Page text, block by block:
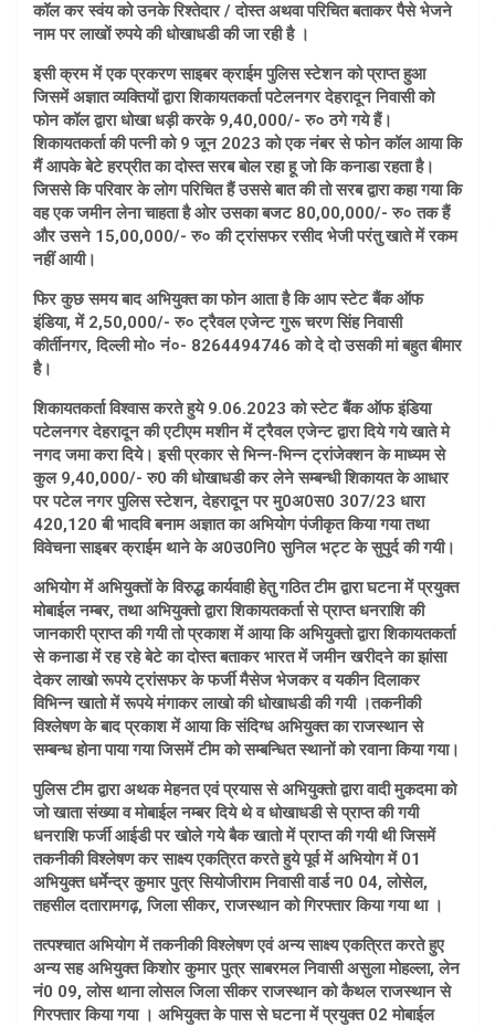
कॉल कर स्वंय को उनके रिश्तेदार / दोस्त अथवा परिचित बताकर पैसे भेजने
नाम पर लाखों रुपये की धोखाधडी की जा रही है ।
इसी क्रम में एक प्रकरण साइबर क्राईम पुलिस स्टेशन को प्राप्त हुआ
जिसमें अज्ञात व्यक्तियों द्वारा शिकायतकर्ता पटेलनगर देहरादून निवासी को
फोन कॉल द्वारा धोखा धड़ी करके 9,40,000/- रु० ठगे गये हैं।
शिकायतकर्ता की पत्नी को 9 जून 2023 को एक नंबर से फोन कॉल आया कि
मैं आपके बेटे हरप्रीत का दोस्त सरब बोल रहा हू जो कि कनाडा रहता है।
जिससे कि परिवार के लोग परिचित हैं उससे बात की तो सरब द्वारा कहा गया कि
वह एक जमीन लेना चाहता है ओर उसका बजट 80,00,000/- रु० तक हैं
और उसने 15,00,000/- रु० की ट्रांसफर रसीद भेजी परंतु खाते में रकम
नहीं आयी।
फिर कुछ समय बाद अभियुक्त का फोन आता है कि आप स्टेट बैंक ऑफ
इंडिया, में 2,50,000/- रु० ट्रैवल एजेन्ट गुरू चरण सिंह निवासी
कीर्तीनगर, दिल्ली मो० नं०- 8264494746 को दे दो उसकी मां बहुत बीमार
है।
शिकायतकर्ता विश्वास करते हुये 9.06.2023 को स्टेट बैंक ऑफ इंडिया
पटेलनगर देहरादून की एटीएम मशीन में ट्रैवल एजेन्ट द्वारा दिये गये खाते मे
नगद जमा करा दिये। इसी प्रकार से भिन्न-भिन्न ट्रांजेक्शन के माध्यम से
कुल 9,40,000/- रु0 की धोखाधडी कर लेने सम्बन्धी शिकायत के आधार
पर पटेल नगर पुलिस स्टेशन, देहरादून पर मु0अ0स0 307/23 धारा
420,120 बी भादवि बनाम अज्ञात का अभियोग पंजीकृत किया गया तथा
विवेचना साइबर क्राईम थाने के अ0उ0नि0 सुनिल भट्ट के सुपुर्द की गयी।
अभियोग में अभियुक्तों के विरुद्ध कार्यवाही हेतु गठित टीम द्वारा घटना में प्रयुक्त
मोबाईल नम्बर, तथा अभियुक्तो द्वारा शिकायतकर्ता से प्राप्त धनराशि की
जानकारी प्राप्त की गयी तो प्रकाश में आया कि अभियुक्तो द्वारा शिकायतकर्ता
से कनाडा में रह रहे बेटे का दोस्त बताकर भारत में जमीन खरीदने का झांसा
देकर लाखो रूपये ट्रांसफर के फर्जी मैसेज भेजकर व यकीन दिलाकर
विभिन्न खातो में रूपये मंगाकर लाखो की धोखाधडी की गयी ।तकनीकी
विश्लेषण के बाद प्रकाश में आया कि संदिग्ध अभियुक्त का राजस्थान से
सम्बन्ध होना पाया गया जिसमें टीम को सम्बन्धित स्थानों को रवाना किया गया।
पुलिस टीम द्वारा अथक मेहनत एवं प्रयास से अभियुक्तो द्वारा वादी मुकदमा को
जो खाता संख्या व मोबाईल नम्बर दिये थे व धोखाधडी से प्राप्त की गयी
धनराशि फर्जी आईडी पर खोले गये बैक खातो में प्राप्त की गयी थी जिसमें
तकनीकी विश्लेषण कर साक्ष्य एकत्रित करते हुये पूर्व में अभियोग में 01
अभियुक्त धर्मेन्द्र कुमार पुत्र सियोजीराम निवासी वार्ड न0 04, लोसेल,
तहसील दतारामगढ़, जिला सीकर, राजस्थान को गिरफ्तार किया गया था ।
तत्पश्चात अभियोग में तकनीकी विश्लेषण एवं अन्य साक्ष्य एकत्रित करते हुए
अन्य सह अभियुक्त किशोर कुमार पुत्र साबरमल निवासी असुला मोहल्ला, लेन
नं0 09, लोस थाना लोसल जिला सीकर राजस्थान को कैथल राजस्थान से
गिरफ्तार किया गया । अभियुक्त के पास से घटना में प्रयुक्त 02 मोबाईल